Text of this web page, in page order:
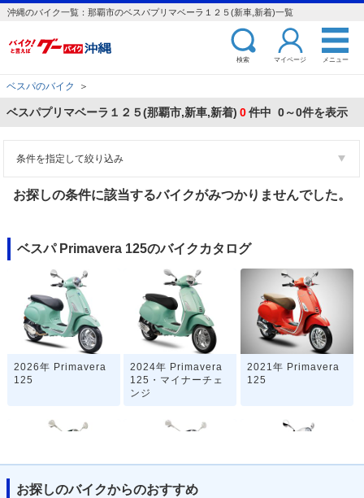
沖縄のバイク一覧：那覇市のベスパプリマベーラ１２５(新車,新着)一覧
検索 マイページ メニュー
ベスパのバイク ＞
ベスパプリマベーラ１２５(那覇市,新車,新着) 0件中 0～0件を表示
条件を指定して絞り込み
お探しの条件に該当するバイクがみつかりませんでした。
ベスパ Primavera 125のバイクカタログ
2026年 Primavera
125
2024年 Primavera
125・マイナーチェ
ンジ
2021年 Primavera
125
お探しのバイクからのおすすめ